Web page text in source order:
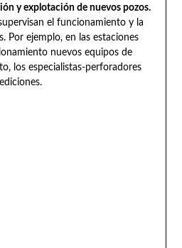
y explotación de nuevos pozos.
el funcionamiento y la
Por ejemplo, en las estaciones
nuevos equipos de
los especialistas-perforadores